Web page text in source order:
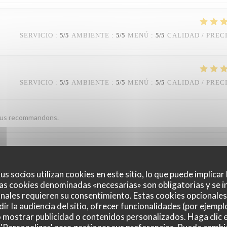
socios utilizan cookies en este sitio, lo que puede
cookies denominadas «necesarias» son obligatorias y se
requieren su consentimiento. Estas cookies
la audiencia del sitio, ofrecer funcionalidades (por
mostrar publicidad o contenidos personalizados. Haga clic
SERVICIO : 5/5 AMBIENTE : 5/5 MENÚ : 5/5 CALIDAD /
SERVICIO : 5/5 AMBIENTE : 5/5 MENÚ : 5/5 CALIDAD /
recommandons.
reste calme. Le service est parfait. Les plats sont beaux, bons et
revanche, en poisson, la truite était top salée. On a beaucoup